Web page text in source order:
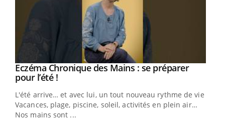
Youtube
Eczéma Chronique des Mains : se préparer
pour l’été !Youtube
L'été arrive… et avec lui, un tout nouveau rythme de vie !
Vacances, plage, piscine, soleil, activités en plein air…
Nos mains sont ...